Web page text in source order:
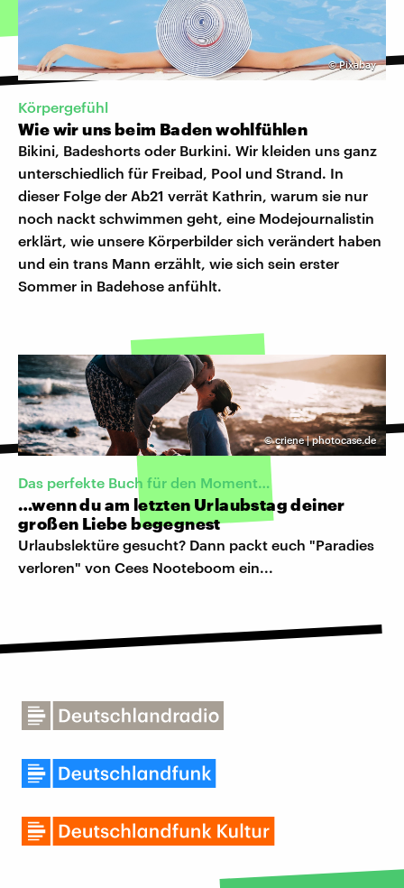
©Pixabay
Körpergefühl
Wie wir uns beim Baden wohlfühlen
Bikini, Badeshorts oder Burkini. Wir kleiden uns ganz
unterschiedlich für Freibad, Pool und Strand. In
dieser Folge der Ab21 verrät Kathrin, warum sie nur
noch nackt schwimmen geht, eine Modejournalistin
erklärt, wie unsere Körperbilder sich verändert haben
und ein trans Mann erzählt, wie sich sein erster
Sommer in Badehose anfühlt.
©criene | photocase.de
Das perfekte Buch für den Moment…
…wenn du am letzten Urlaubstag deiner
großen Liebe begegnest
Urlaubslektüre gesucht? Dann packt euch "Paradies
verloren" von Cees Nooteboom ein...